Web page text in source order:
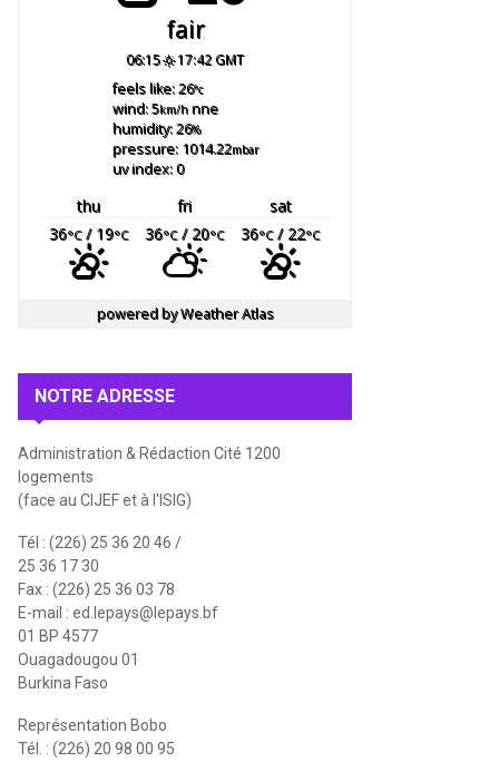
fair
06:15 17:42 GMT
feels like: 26°c
wind: 5km/hnne
humidity: 26%
pressure: 1014.22mbar
uv index: 0
thu fri
sat
36°C/ 19°C 36°C/ 20°C 36°C/ 22°C
powered byWeather Atlas
NOTRE ADRESSE
Administration & Rédaction Cité 1200
logements
(face au CIJEF et à l'ISIG)
Tél : (226) 25 36 20 46 /
25 36 17 30
Fax : (226) 25 36 03 78
E-mail : ed.lepays@lepays.bf
01 BP 4577
Ouagadougou 01
Burkina Faso
Représentation Bobo
Tél. : (226) 20 98 00 95